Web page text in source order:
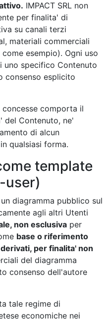
IMPACT SRL non
per finalita' di
su canali terzi
materiali commerciali
esempio). Ogni uso
uno specifico Contenuto
consenso esplicito
concesse comporta il
del Contenuto, ne'
di alcun
qualsiasi forma.
template
user)
diagramma pubblico sul
agli altri Utenti
non esclusiva per
base o riferimento
per finalita' non
del diagramma
consenso dell'autore
tale regime di
economiche nei